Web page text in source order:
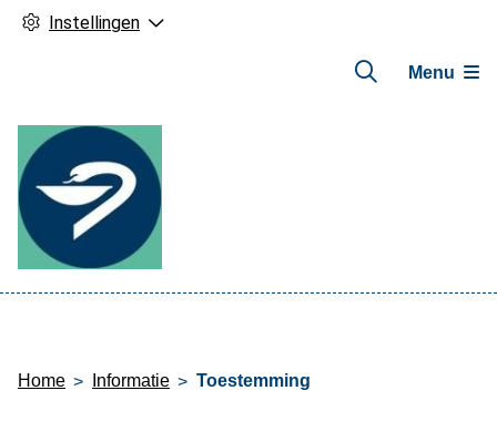
Instellingen
Menu
Home Informatie Toestemming